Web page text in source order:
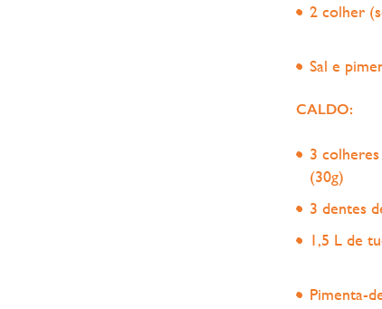
2 colher
Sal e
CALDO:
3
(30g)
3 dentes
1,5 L de
Pimenta-